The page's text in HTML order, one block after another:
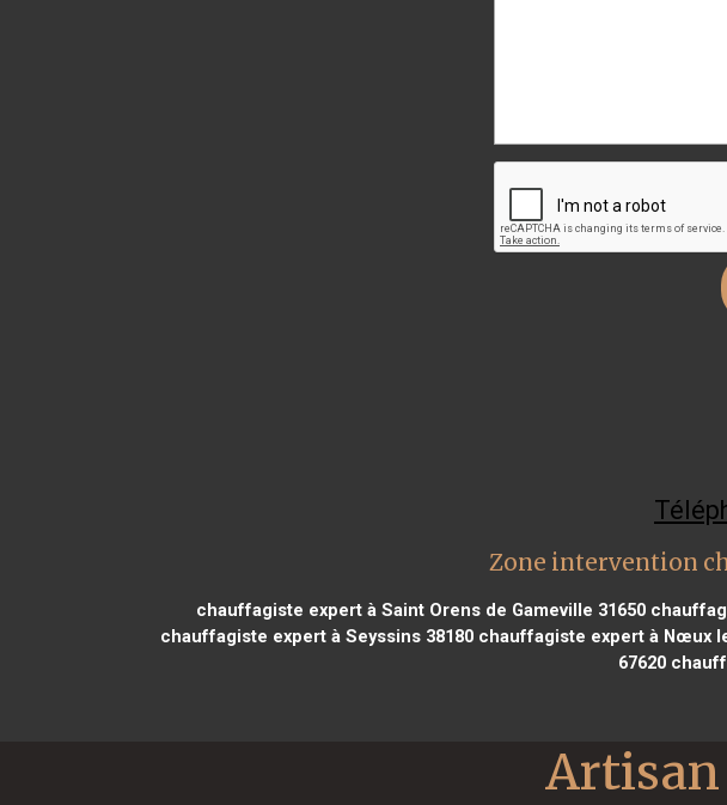
Zone intervention
chauffagiste expert à Saint Orens de Gameville 31650
chauffagiste expert à Seyssins 38180 chauffagiste expert à Nœux
67620